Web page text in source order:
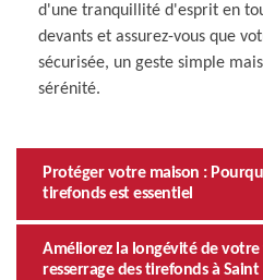
d'une tranquillité d'esprit en
devants et assurez-vous que
sécurisée, un geste simple
sérénité.
Protéger votre maison :
tirefonds est essentiel
Améliorez la longévité de
resserrage des tirefonds à